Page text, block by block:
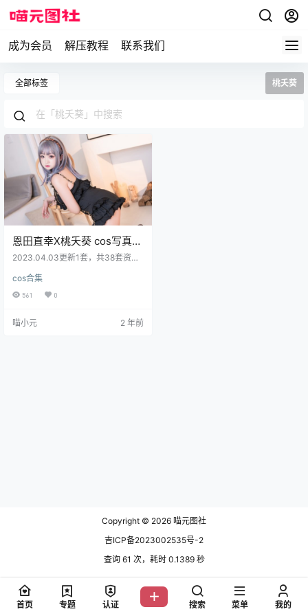
成为会员 解压教程 联系我们
全部标签 桃夭葵
恩田直幸X桃夭葵 cos写真合
集[全套][持续更新]
2023.04.03更新1套，共38套资源
B] NO.002 蕾丝护士 [42P-831MB]
NO.003 玉藻前舞娘 [9P-181MB] N
6 皮衣小狼 [45P-937MB] NO.007
cos合集
561 0
喵小元 2 年前
Copyright © 2026 喵元图社
吉ICP备2023002535号-2
查询 61 次，耗时 0.1389 秒
首页 专题 认证 搜索 菜单 我的